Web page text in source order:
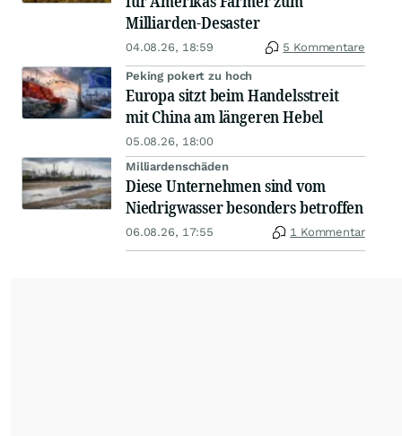
Milliarden-Desaster
04.08.26, 18:59 5 Kommentare
Peking pokert zu hoch
Europa sitzt beim Handelsstreit
mit China am längeren Hebel
05.08.26, 18:00
Milliardenschäden
Diese Unternehmen sind vom
Niedrigwasser besonders betroffen
06.08.26, 17:55 1 Kommentar